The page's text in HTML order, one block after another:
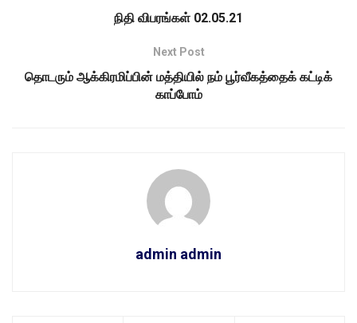
நிதி விபரங்கள் 02.05.21
Next Post
தொடரும் ஆக்கிரமிப்பின் மத்தியில் நம் பூர்வீகத்தைக் கட்டிக்
காப்போம்
admin admin